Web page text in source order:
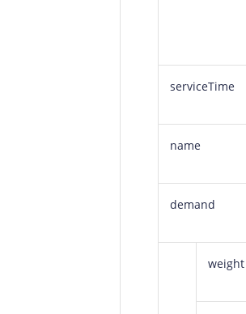
serviceTime
name
demand
weight